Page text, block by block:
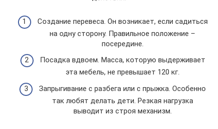
Создание перевеса. Он возникает, если садиться
на одну сторону. Правильное положение –
посередине.
Посадка вдвоем. Масса, которую выдерживает
эта мебель, не превышает 120 кг.
Запрыгивание с разбега или с прыжка. Особенно
так любят делать дети. Резкая нагрузка
выводит из строя механизм.